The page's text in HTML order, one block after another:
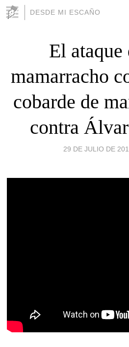
DESDE MI ESCAÑO
El ataque
mamarracho
cobarde de
contra
29 DE JULIO DE